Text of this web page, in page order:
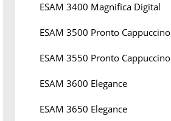
ESAM 3400 Magnifica Digital
ESAM 3500 Pronto Cappuccino
ESAM 3550 Pronto Cappuccino
ESAM 3600 Elegance
ESAM 3650 Elegance